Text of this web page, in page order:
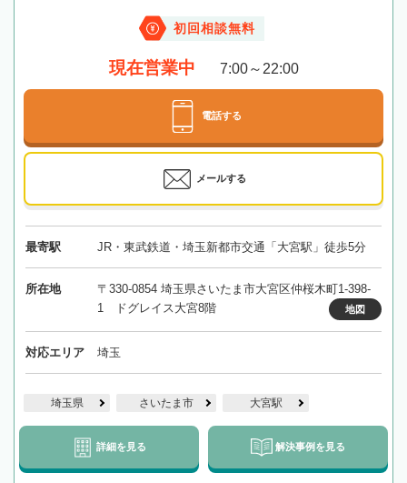
初回相談無料
現在営業中 7:00～22:00
電話する
メールする
最寄駅 JR・東武鉄道・埼玉新都市交通「大宮駅」徒歩5分
所在地
〒330-0854 埼玉県さいたま市大宮区仲桜木町1-398-
1 ドグレイス大宮8階
地図
対応エリア 埼玉
埼玉県 さいたま市 大宮駅
詳細を見る 解決事例を見る